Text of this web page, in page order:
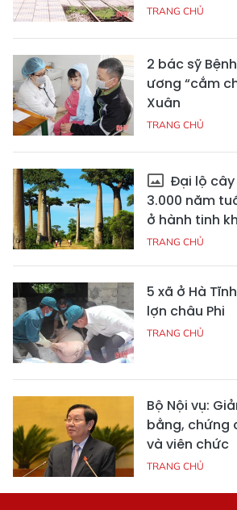
TRANG CHỦ
2 bác sỹ
ương “cắm
Xuân
TRANG CHỦ
Đại lộ
3.000 năm
ở hành tinh
TRANG CHỦ
5 xã ở Hà
lợn châu Phi
TRANG CHỦ
Bộ Nội vụ:
bằng, chứng
và viên chức
TRANG CHỦ